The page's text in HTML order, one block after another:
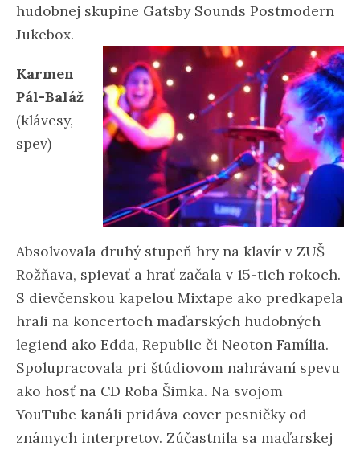
hudobnej skupine Gatsby Sounds Postmodern
Jukebox.
Karmen
Pál-Baláž
(klávesy,
spev)
Absolvovala druhý stupeň hry na klavír v ZUŠ
Rožňava, spievať a hrať začala v 15-tich rokoch.
S dievčenskou kapelou Mixtape ako predkapela
hrali na koncertoch maďarských hudobných
legiend ako Edda, Republic či Neoton Família.
Spolupracovala pri štúdiovom nahrávaní spevu
ako hosť na CD Roba Šimka. Na svojom
YouTube kanáli pridáva cover pesničky od
známych interpretov. Zúčastnila sa maďarskej